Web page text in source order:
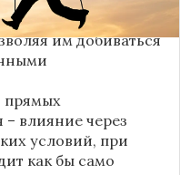
часто служат
им добиваться
прямых
– влияние через
условий, при
как бы само